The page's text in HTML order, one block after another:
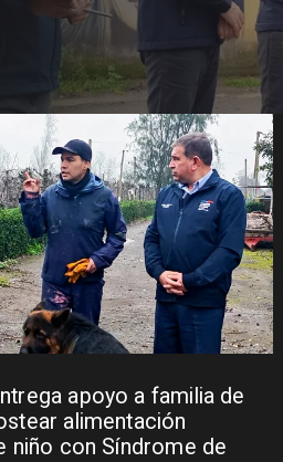
apoyo a familia de
alimentación
niño con Síndrome de